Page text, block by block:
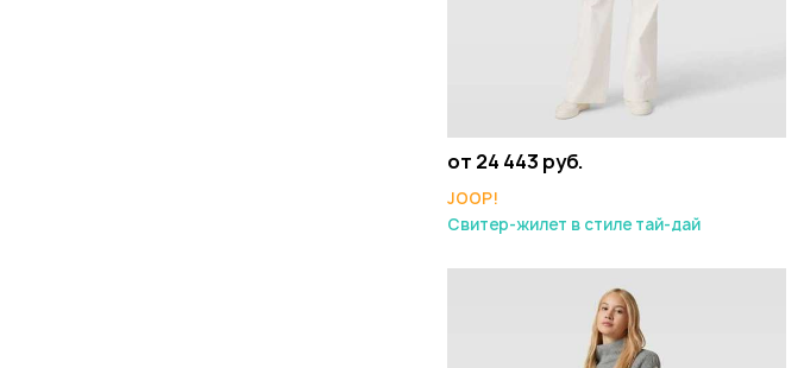
от 24 443 руб.
JOOP!
Свитер-жилет в стиле тай-дай